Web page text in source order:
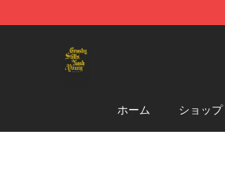
ホーム ショップ